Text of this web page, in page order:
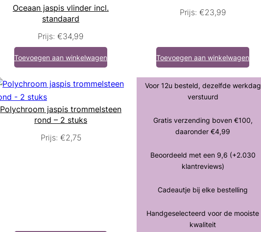
Oceaan jaspis vlinder incl.
standaard
Prijs: €34,99
Toevoegen aan winkelwagen
Prijs: €23,99
Toevoegen aan winkelwagen
Polychroom jaspis trommelsteen
rond – 2 stuks
Prijs: €2,75
Voor 12u besteld, dezelfde werkdag
verstuurd
Gratis verzending boven €100,
daaronder €4,99
Beoordeeld met een 9,6 (+2.030
klantreviews)
Cadeautje bij elke bestelling
Handgeselecteerd voor de mooiste
kwaliteit